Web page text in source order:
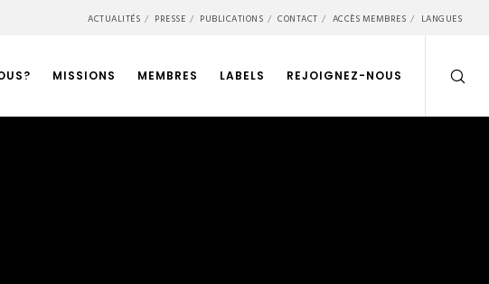
ACTUALITÉS PRESSE PUBLICATIONS CONTACT ACCÈS MEMBRES LANGUES
MISSIONS MEMBRES LABELS REJOIGNEZ-NOUS